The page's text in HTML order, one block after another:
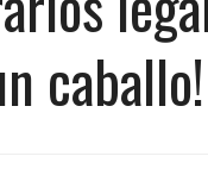
caballo!